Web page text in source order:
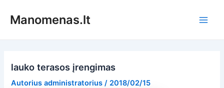
prieManomenas.lt
lauko terasos įrengimas
Autorius administratorius/ 2018/02/15